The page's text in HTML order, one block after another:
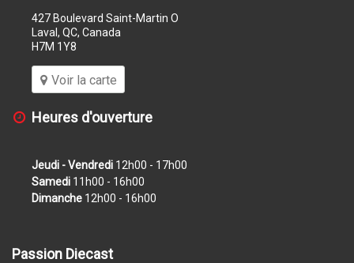
427 Boulevard Saint-Martin O
Laval, QC, Canada
H7M 1Y8
Voir la carte
Heures d'ouverture
Jeudi - Vendredi 12h00 - 17h00
Samedi 11h00 - 16h00
Dimanche 12h00 - 16h00
Passion Diecast